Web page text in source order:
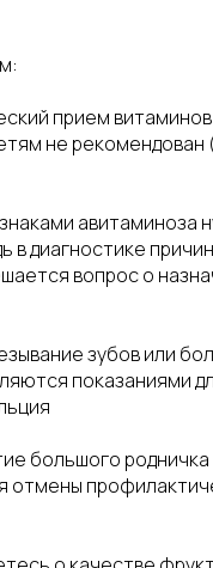
прием
не рекомендован
авитаминоза
в диагностике
вопрос о
зубов или
показаниями
большого
отмены